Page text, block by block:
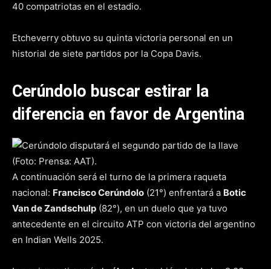
40 compatriotas en el estadio.
Etcheverry obtuvo su quinta victoria personal en un
historial de siete partidos por la Copa Davis.
Cerúndolo buscar estirar la
diferencia en favor de Argentina
A continuación será el turno de la primera raqueta
nacional: Francisco Cerúndolo (21°) enfrentará a Botic
Van de Zandschulp (82°), en un duelo que ya tuvo
antecedente en el circuito ATP con victoria del argentino
en Indian Wells 2025.